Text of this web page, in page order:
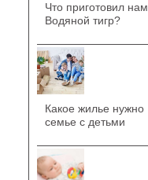
Что приготовил нам
Водяной тигр?
Какое жилье нужно
семье с детьми